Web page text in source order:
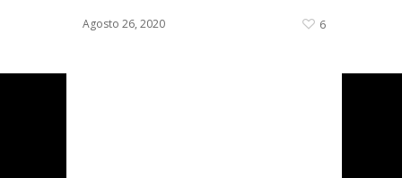
Agosto 26, 2020 6